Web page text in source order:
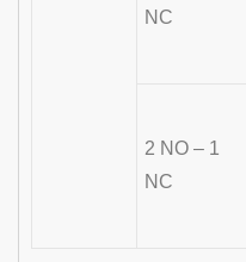
NC
2 NO – 1
NC